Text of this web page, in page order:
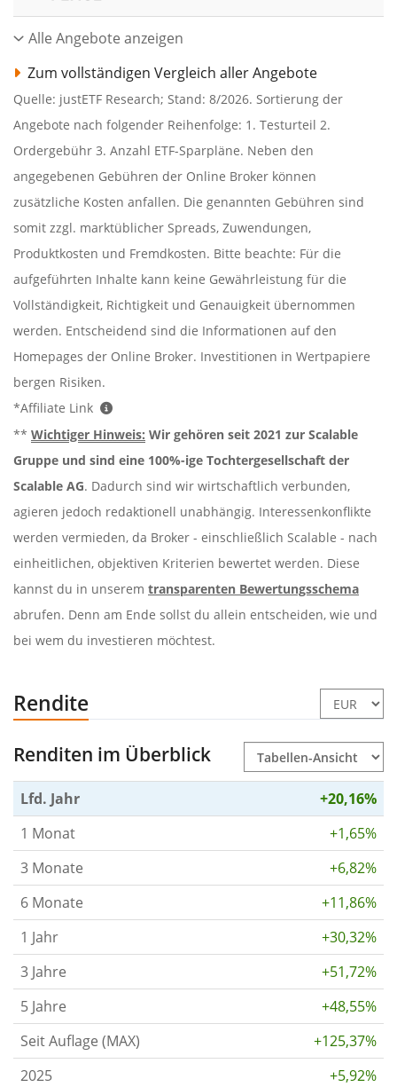
Alle Angebote anzeigen
Zum vollständigen Vergleich aller Angebote
Quelle: justETF Research; Stand: 8/2026. Sortierung der
Angebote nach folgender Reihenfolge: 1. Testurteil 2.
Ordergebühr 3. Anzahl ETF-Sparpläne. Neben den
angegebenen Gebühren der Online Broker können
zusätzliche Kosten anfallen. Die genannten Gebühren sind
somit zzgl. marktüblicher Spreads, Zuwendungen,
Produktkosten und Fremdkosten. Bitte beachte: Für die
aufgeführten Inhalte kann keine Gewährleistung für die
Vollständigkeit, Richtigkeit und Genauigkeit übernommen
werden. Entscheidend sind die Informationen auf den
Homepages der Online Broker. Investitionen in Wertpapiere
bergen Risiken.
*Affiliate Link
** Wichtiger Hinweis: Wir gehören seit 2021 zur Scalable
Gruppe und sind eine 100%-ige Tochtergesellschaft der
Scalable AG. Dadurch sind wir wirtschaftlich verbunden,
agieren jedoch redaktionell unabhängig. Interessenkonflikte
werden vermieden, da Broker - einschließlich Scalable - nach
einheitlichen, objektiven Kriterien bewertet werden. Diese
kannst du in unserem transparenten Bewertungsschema
abrufen. Denn am Ende sollst du allein entscheiden, wie und
bei wem du investieren möchtest.
Rendite
Renditen im Überblick
Lfd. Jahr
+20,16%
1 Monat
+1,65%
3 Monate
+6,82%
6 Monate
+11,86%
1 Jahr
+30,32%
3 Jahre
+51,72%
5 Jahre
+48,55%
Seit Auflage (MAX)
+125,37%
2025
+5,92%